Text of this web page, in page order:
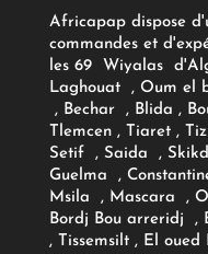
Africapap dispose
commandes et
les 69 Wiyalas
Laghouat , Oum el
, Bechar , Blida ,
Tlemcen , Tiaret ,
Setif , Saida ,
Guelma ,
Msila , Mascara ,
Bordj Bou arreridj ,
, Tissemsilt , El oued